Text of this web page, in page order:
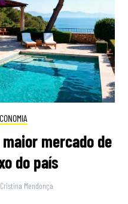
mercado de
do país
Cristina Mendonça